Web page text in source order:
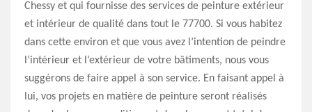
Chessy et qui fournisse des services de peinture extérieur
et intérieur de qualité dans tout le 77700. Si vous habitez
dans cette environ et que vous avez l’intention de peindre
l’intérieur et l’extérieur de votre bâtiments, nous vous
suggérons de faire appel à son service. En faisant appel à
lui, vos projets en matière de peinture seront réalisés